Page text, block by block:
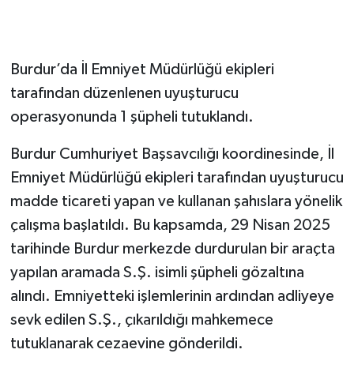
Burdur’da İl Emniyet Müdürlüğü ekipleri
tarafından düzenlenen uyuşturucu
operasyonunda 1 şüpheli tutuklandı.
Burdur Cumhuriyet Başsavcılığı koordinesinde, İl
Emniyet Müdürlüğü ekipleri tarafından uyuşturucu
madde ticareti yapan ve kullanan şahıslara yönelik
çalışma başlatıldı. Bu kapsamda, 29 Nisan 2025
tarihinde Burdur merkezde durdurulan bir araçta
yapılan aramada S.Ş. isimli şüpheli gözaltına
alındı. Emniyetteki işlemlerinin ardından adliyeye
sevk edilen S.Ş., çıkarıldığı mahkemece
tutuklanarak cezaevine gönderildi.